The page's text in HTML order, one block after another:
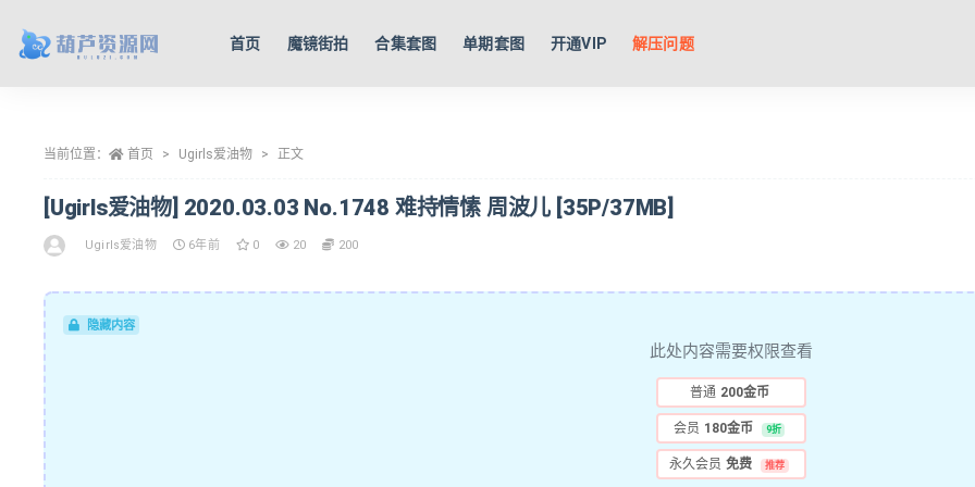
首页 魔镜街拍 合集套图 单期套图 开通VIP 解压问题
当前位置： 首页 Ugirls爱油物 正文
[Ugirls爱油物] 2020.03.03 No.1748 难持情愫 周波儿 [35P/37MB]
Ugirls爱油物 6年前 0 20 200
隐藏内容
此处内容需要权限查看
普通 200金币
会员 180金币 9折
永久会员 免费 推荐
全部